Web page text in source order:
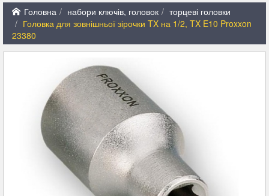
Головна набори ключів, головок
торцеві головки
Головка для зовнішньої зірочки TX на 1/2, TX E10 Proxxon
23380